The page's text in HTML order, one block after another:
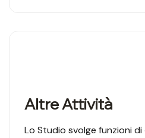
Altre Attività
Lo Studio svolge funzioni